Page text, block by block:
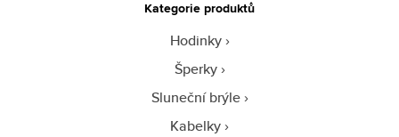
Kategorie produktů
Hodinky
Šperky
Sluneční brýle
Kabelky